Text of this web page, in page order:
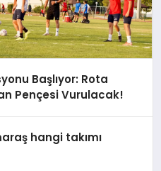
Başlıyor: Rota
Pençesi Vurulacak!
hangi takımı